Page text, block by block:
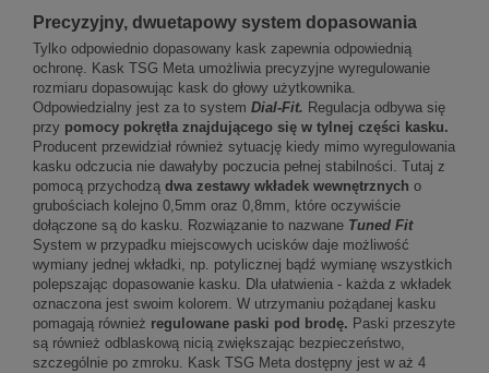
Precyzyjny, dwuetapowy system dopasowania
Tylko odpowiednio dopasowany kask zapewnia odpowiednią
ochronę. Kask TSG Meta umożliwia precyzyjne wyregulowanie
rozmiaru dopasowując kask do głowy użytkownika.
Odpowiedzialny jest za to system Dial-Fit. Regulacja odbywa się
przy pomocy pokrętła znajdującego się w tylnej części kasku.
Producent przewidział również sytuację kiedy mimo wyregulowania
kasku odczucia nie dawałyby poczucia pełnej stabilności. Tutaj z
pomocą przychodzą dwa zestawy wkładek wewnętrznych o
grubościach kolejno 0,5mm oraz 0,8mm, które oczywiście
dołączone są do kasku. Rozwiązanie to nazwane Tuned Fit
System w przypadku miejscowych ucisków daje możliwość
wymiany jednej wkładki, np. potylicznej bądź wymianę wszystkich
polepszając dopasowanie kasku. Dla ułatwienia - każda z wkładek
oznaczona jest swoim kolorem. W utrzymaniu pożądanej kasku
pomagają również regulowane paski pod brodę. Paski przeszyte
są również odblaskową nicią zwiększając bezpieczeństwo,
szczególnie po zmroku. Kask TSG Meta dostępny jest w aż 4